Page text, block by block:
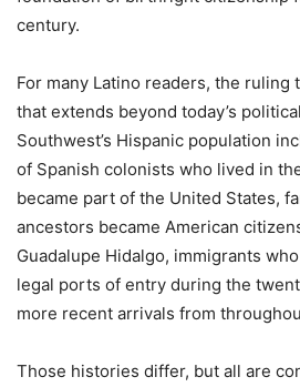
century.
For many Latino readers, the ruling
that extends beyond today’s
Southwest’s Hispanic population
of Spanish colonists who lived in
became part of the United States,
ancestors became American
Guadalupe Hidalgo, immigrants
legal ports of entry during the
more recent arrivals from
Those histories differ, but all are